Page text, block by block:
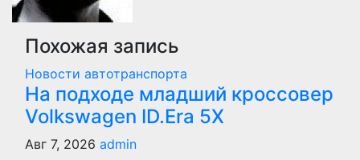
Похожая запись
Новости автотранспорта
На подходе младший кроссовер
Volkswagen ID.Era 5X
Авг 7, 2026 admin